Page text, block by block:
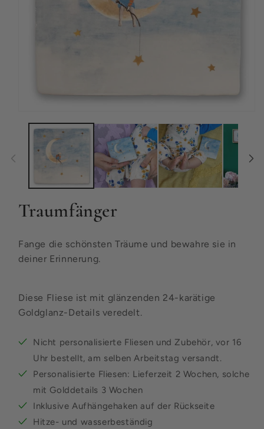
öffnen
Traumfänger
Fange die schönsten Träume und bewahre sie in
deiner Erinnerung.
Diese Fliese ist mit glänzenden 24-karätige
Goldglanz-Details veredelt.
Nicht personalisierte Fliesen und Zubehör, vor 16
Uhr bestellt, am selben Arbeitstag versandt.
Personalisierte Fliesen: Lieferzeit 2 Wochen, solche
mit Golddetails 3 Wochen
Inklusive Aufhängehaken auf der Rückseite
Hitze- und wasserbeständig